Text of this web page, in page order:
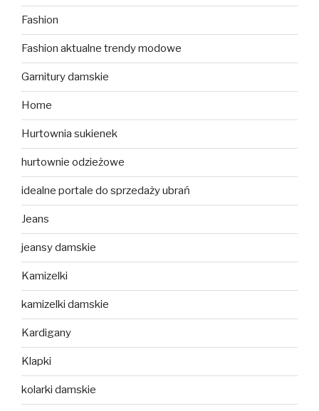
Fashion
Fashion aktualne trendy modowe
Garnitury damskie
Home
Hurtownia sukienek
hurtownie odzieżowe
idealne portale do sprzedaży ubrań
Jeans
jeansy damskie
Kamizelki
kamizelki damskie
Kardigany
Klapki
kolarki damskie